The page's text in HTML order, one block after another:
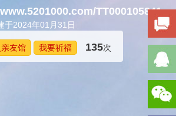
TT000105841
于2024年01月31日
友馆 我要祈福 135次